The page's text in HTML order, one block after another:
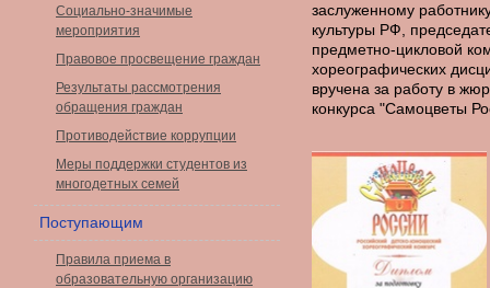
Социально-значимые
мероприятия
Правовое просвещение граждан
Результаты рассмотрения
обращения граждан
Противодействие коррупции
Меры поддержки студентов из
многодетных семей
Поступающим
Правила приема в
образовательную организацию
заслуженному
культуры РФ,
предметно-цикловой
хореографических
вручена за работу в
конкурса "Самоцветы